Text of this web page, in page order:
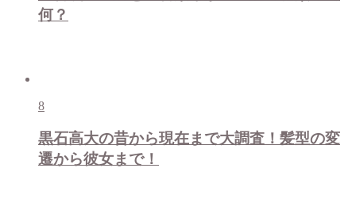
何？
8
黒石高大の昔から現在まで大調査！髪型の変
遷から彼女まで！